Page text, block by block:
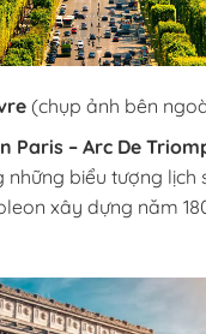
(chụp ảnh bên
Paris – Arc De
biểu tượng lịch
xây dựng năm